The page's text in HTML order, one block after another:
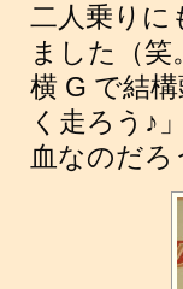
二人乗りに
ました（笑。
横 G で結
く走ろう♪
血なのだろ